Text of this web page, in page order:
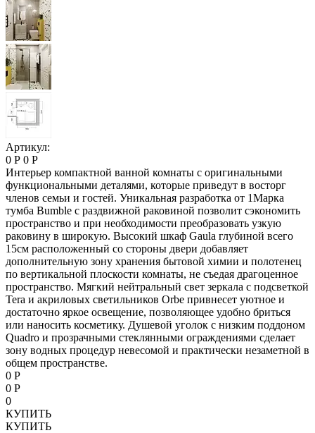
Артикул:
0 Р 0 Р
Интерьер компактной ванной комнаты с оригинальными
функциональными деталями, которые приведут в восторг
членов семьи и гостей. Уникальная разработка от 1Марка
тумба Bumble c раздвижной раковиной позволит сэкономить
пространство и при необходимости преобразовать узкую
раковину в широкую. Высокий шкаф Gaula глубиной всего
15см расположенный со стороны двери добавляет
дополнительную зону хранения бытовой химии и полотенец
по вертикальной плоскости комнаты, не съедая драгоценное
пространство. Мягкий нейтральный свет зеркала с подcветкой
Tera и акриловых светильников Orbe привнесет уютное и
достаточно яркое освещение, позволяющее удобно бриться
или наносить косметику. Душевой уголок с низким поддоном
Quadro и прозрачными стеклянными ограждениями сделает
зону водных процедур невесомой и практически незаметной в
общем пространстве.
0 Р
0 Р
0
КУПИТЬ
КУПИТЬ